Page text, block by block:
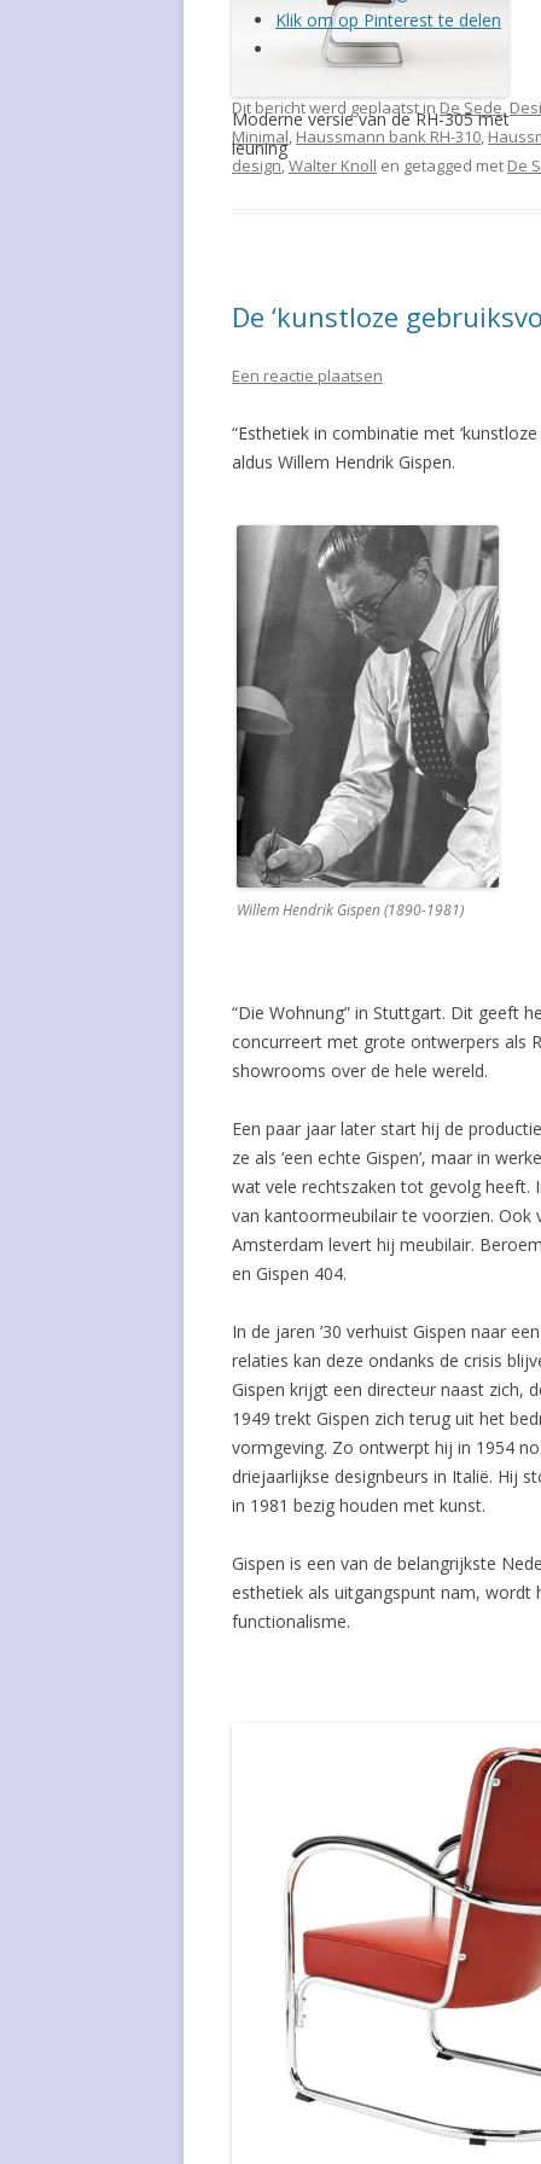
OLE WANSCHER
WILLIAM WATTING
ARMIN WIRTH
Moderne versie van de RH-305 met
leuning
Klik om op Pinterest te delen
Dit bericht werd geplaatst in De Sede,
Minimal, Haussmann bank RH-310,
design,Walter Knoll en getagged met De
De ‘kunstloze
Een reactie plaatsen
“Esthetiek in combinatie met
aldus Willem Hendrik Gispen.
Willem Hendrik Gispen (1890-1981)
“Die Wohnung” in Stuttgart. Dit geeft
concurreert met grote ontwerpers als
showrooms over de hele wereld.
Een paar jaar later start hij de
ze als ‘een echte Gispen’, maar in
wat vele rechtszaken tot gevolg heeft.
van kantoormeubilair te voorzien.
Amsterdam levert hij meubilair.
en Gispen 404.
In de jaren ’30 verhuist Gispen naar
relaties kan deze ondanks de crisis
Gispen krijgt een directeur naast zich,
1949 trekt Gispen zich terug uit het
vormgeving. Zo ontwerpt hij in 1954
driejaarlijkse designbeurs in Italië. Hij
in 1981 bezig houden met kunst.
Gispen is een van de belangrijkste
esthetiek als uitgangspunt nam, wordt
functionalisme.